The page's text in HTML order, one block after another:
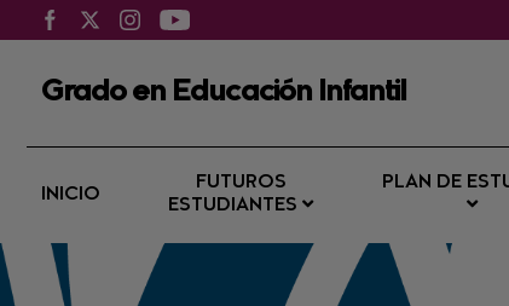
Grado en Educación Infantil
INICIO
FUTUROS
ESTUDIANTES
PLAN DE